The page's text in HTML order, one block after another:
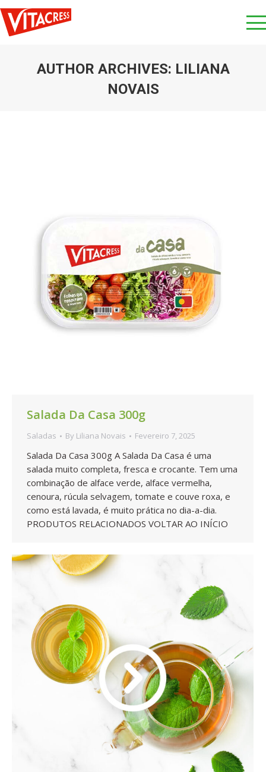
AUTHOR ARCHIVES: LILIANA
NOVAIS
Salada Da Casa 300g
Saladas By Liliana Novais Fevereiro 7, 2025
Salada Da Casa 300g A Salada Da Casa é uma
salada muito completa, fresca e crocante. Tem uma
combinação de alface verde, alface vermelha,
cenoura, rúcula selvagem, tomate e couve roxa, e
como está lavada, é muito prática no dia-a-dia.
PRODUTOS RELACIONADOS VOLTAR AO INÍCIO